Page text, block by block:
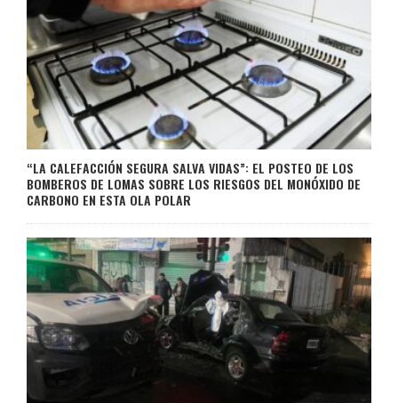
“LA CALEFACCIÓN SEGURA SALVA VIDAS”: EL POSTEO DE LOS
BOMBEROS DE LOMAS SOBRE LOS RIESGOS DEL MONÓXIDO DE
CARBONO EN ESTA OLA POLAR